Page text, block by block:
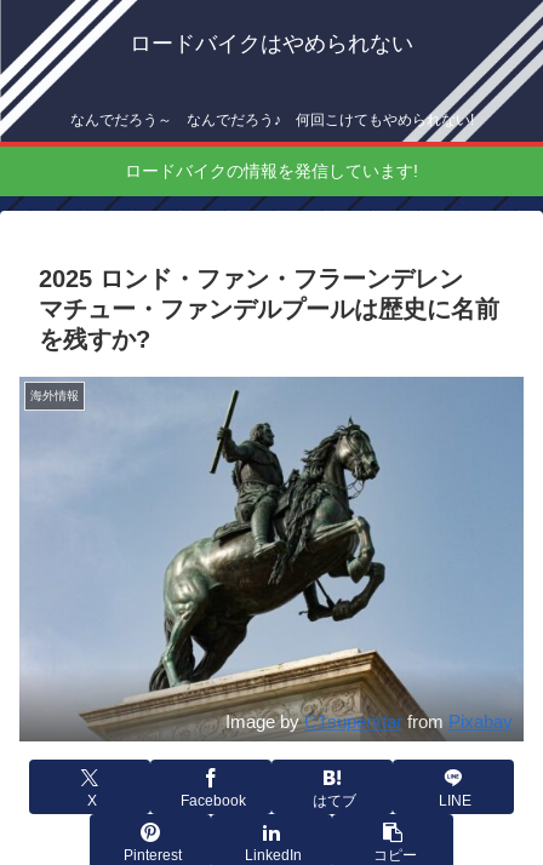
ロードバイクはやめられない
なんでだろう～ なんでだろう♪ 何回こけてもやめられない!
ロードバイクの情報を発信しています!
2025 ロンド・ファン・フラーンデレン
マチュー・ファンデルプールは歴史に名前
を残すか?
海外情報
Image byC1superstarfrom Pixabay
X Facebook はてブ LINE
Pinterest LinkedIn コピー